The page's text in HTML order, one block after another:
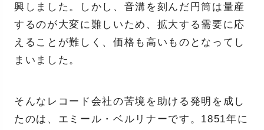
興しました。しかし、音溝を刻んだ円筒は量産
するのが大変に難しいため、拡大する需要に応
えることが難しく、価格も高いものとなってし
まいました。
そんなレコード会社の苦境を助ける発明を成し
たのは、エミール・ベルリナーです。1851年に